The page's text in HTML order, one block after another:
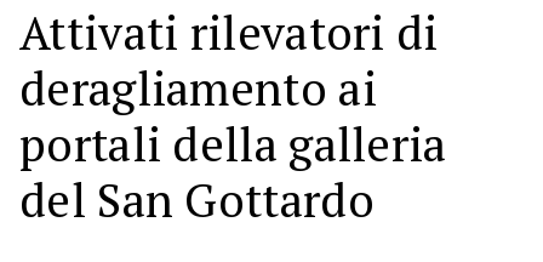
Attivati rilevatori di
deragliamento ai
portali della galleria
del San Gottardo